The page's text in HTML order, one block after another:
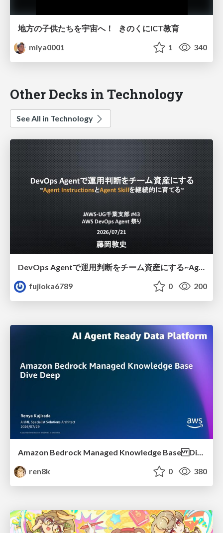
地方の子供たちを宇宙へ！ きのくにICT教育
miya0001
1 340
Other Decks in Technology
See All in Technology
fujioka6789
0 200
Amazon Bedrock Managed Knowledge Base Dive Deep
ren8k
0 380